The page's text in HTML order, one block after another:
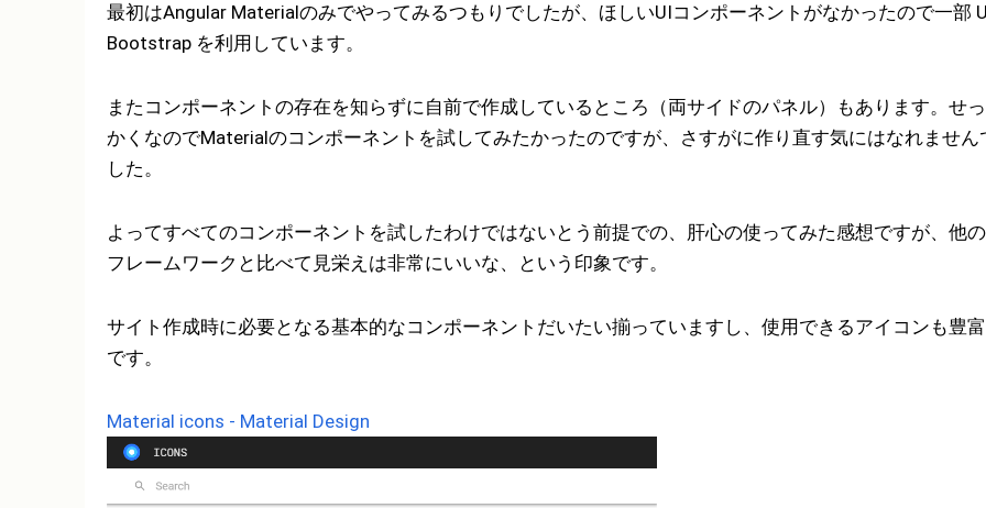
最初はAngular Materialのみでやってみるつもりでしたが、ほしいUIコンポーネントがなかったので一部
Bootstrap を利用しています。
またコンポーネントの存在を知らずに自前で作成しているところ（両サイドのパネル）もあります。せっ
かくなのでMaterialのコンポーネントを試してみたかったのですが、さすがに作り直す気にはなれません
した。
よってすべてのコンポーネントを試したわけではないとう前提での、肝心の使ってみた感想ですが、他の
フレームワークと比べて見栄えは非常にいいな、という印象です。
サイト作成時に必要となる基本的なコンポーネントだいたい揃っていますし、使用できるアイコンも豊富
です。
Material icons - Material Design